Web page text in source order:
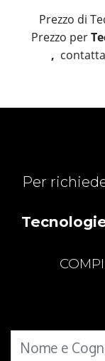
Prezzo di
Prezzo per
,
Per